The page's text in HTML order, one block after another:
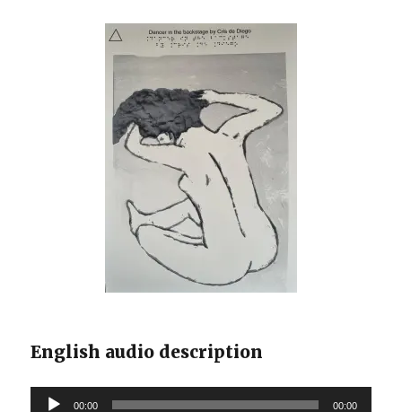
English audio description
Reproductor
00:00 00:00